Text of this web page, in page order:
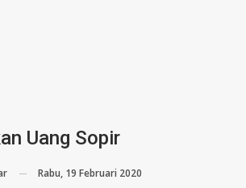
Uang Sopir
Rabu, 19 Februari 2020